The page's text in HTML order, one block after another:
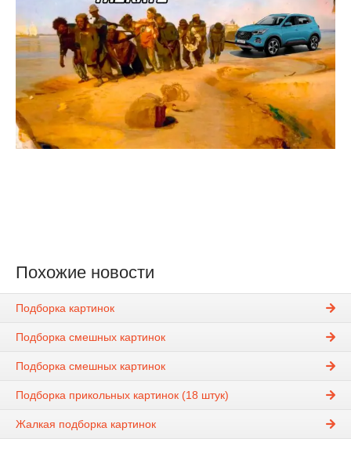
Похожие новости
Подборка картинок
Подборка смешных картинок
Подборка смешных картинок
Подборка прикольных картинок (18 штук)
Жалкая подборка картинок